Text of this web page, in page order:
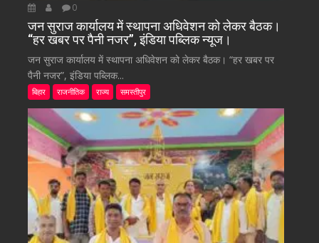
0
जन सुराज कार्यालय में स्थापना अधिवेशन को लेकर बैठक।
“हर खबर पर पैनी नजर”, इंडिया पब्लिक न्यूज।
जन सुराज कार्यालय में स्थापना अधिवेशन को लेकर बैठक। “हर खबर पर
पैनी नजर”, इंडिया पब्लिक...
बिहार राजनीतिक राज्य समस्तीपुर